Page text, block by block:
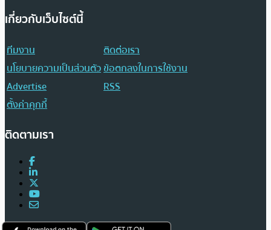
เกี่ยวกับเว็บไซต์นี้
ทีมงาน
ติดต่อเรา
นโยบายความเป็นส่วนตัวข้อตกลงในการใช้งาน
Advertise
RSS
ตั้งค่าคุกกี้
ติดตามเรา